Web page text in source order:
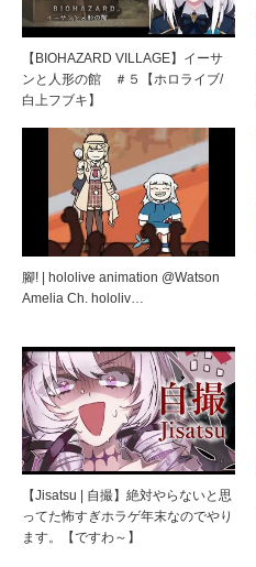
【BIOHAZARD VILLAGE】イーサ
ンと人形の館 ＃５【ホロライブ/
白上フブキ】
腳! | hololive animation @Watson
Amelia Ch. hololiv…
【Jisatsu | 自撮】絶対やらないと思
ってた怖すぎホラゲ年末なのでやり
ます。【ですわ～】